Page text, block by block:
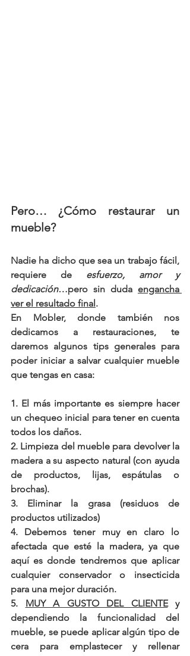
Pero… ¿Cómo restaurar un
mueble?
Nadie ha dicho que sea un trabajo fácil,
requiere de esfuerzo, amor y
dedicación…pero sin duda engancha
ver el resultado final.
En Mobler, donde también nos
dedicamos a restauraciones, te
daremos algunos tips generales para
poder iniciar a salvar cualquier mueble
que tengas en casa:
1. El más importante es siempre hacer
un chequeo inicial para tener en cuenta
todos los daños.
2. Limpieza del mueble para devolver la
madera a su aspecto natural (con ayuda
de productos, lijas, espátulas o
brochas).
3. Eliminar la grasa (residuos de
productos utilizados)
4. Debemos tener muy en claro lo
afectada que esté la madera, ya que
aquí es donde tendremos que aplicar
cualquier conservador o insecticida
para una mejor duración.
5. MUY A GUSTO DEL CLIENTE y
dependiendo la funcionalidad del
mueble, se puede aplicar algún tipo de
cera para emplastecer y rellenar